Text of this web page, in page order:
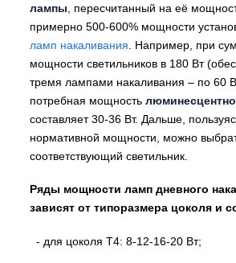
лампы , пересчитанный на её
примерно 500-600% мощности
ламп накаливания . Например, при
мощности светильников в 180 Вт
тремя лампами накаливания – по 60
потребная мощность
составляет 30-36 Вт. Дальше,
нормативной мощности, можно
соответствующий светильник.
Ряды мощности ламп дневного
зависят от типоразмера цоколя и
- для цоколя Т4: 8-12-16-20 Вт;